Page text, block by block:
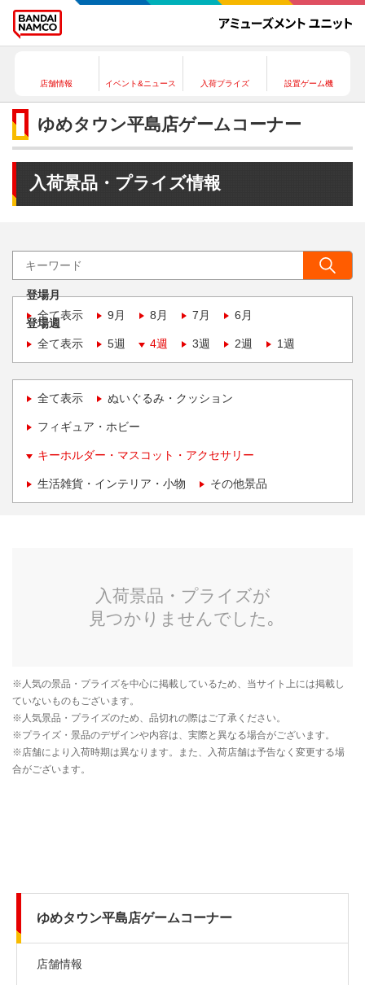
店舗情報 イベント&ニュース 入荷プライズ 設置ゲーム機
ゆめタウン平島店ゲームコーナー
入荷景品・プライズ情報
登場月
全て表示
9月 8月 7月 6月
登場週
全て表示
5週 4週 3週 2週 1週
全て表示 ぬいぐるみ・クッション
フィギュア・ホビー
キーホルダー・マスコット・アクセサリー
生活雑貨・インテリア・小物 その他景品
ゆめタウン平島店ゲームコーナー
店舗情報